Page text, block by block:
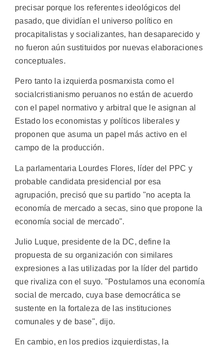
precisar porque los referentes ideológicos del
pasado, que dividían el universo político en
procapitalistas y socializantes, han desaparecido y
no fueron aún sustituidos por nuevas elaboraciones
conceptuales.
Pero tanto la izquierda posmarxista como el
socialcristianismo peruanos no están de acuerdo
con el papel normativo y arbitral que le asignan al
Estado los economistas y políticos liberales y
proponen que asuma un papel más activo en el
campo de la producción.
La parlamentaria Lourdes Flores, líder del PPC y
probable candidata presidencial por esa
agrupación, precisó que su partido "no acepta la
economía de mercado a secas, sino que propone la
economía social de mercado".
Julio Luque, presidente de la DC, define la
propuesta de su organización con similares
expresiones a las utilizadas por la líder del partido
que rivaliza con el suyo. "Postulamos una economía
social de mercado, cuya base democrática se
sustente en la fortaleza de las instituciones
comunales y de base", dijo.
En cambio, en los predios izquierdistas, la